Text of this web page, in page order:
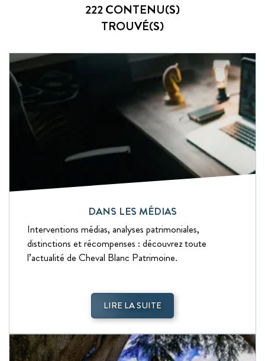
222CONTENU(S)
TROUVÉ(S)
DANS LES MÉDIAS
Interventions médias, analyses patrimoniales,
distinctions et récompenses : découvrez toute
l’actualité de Cheval Blanc Patrimoine.
LIRE LA SUITE